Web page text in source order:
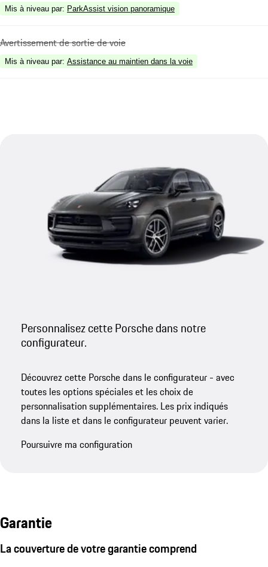
Mis à niveau par: ParkAssist vision panoramique
Avertissement de sortie de voie
Mis à niveau par: Assistance au maintien dans la voie
Personnalisez cette Porsche dans notre
configurateur.
Découvrez cette Porsche dans le configurateur - avec
toutes les options spéciales et les choix de
personnalisation supplémentaires. Les prix indiqués
dans la liste et dans le configurateur peuvent varier.
Poursuivre ma configuration
Garantie
La couverture de votre garantie comprend